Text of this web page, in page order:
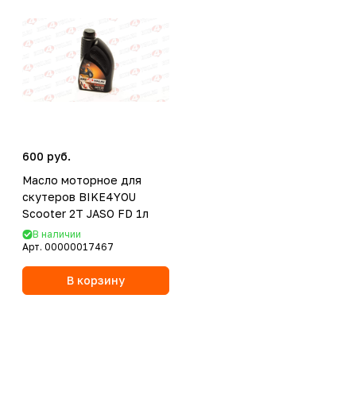
600 руб.
Масло моторное для
скутеров BIKE4YOU
Scooter 2T JASO FD 1л
В наличии
Арт. 00000017467
В корзину